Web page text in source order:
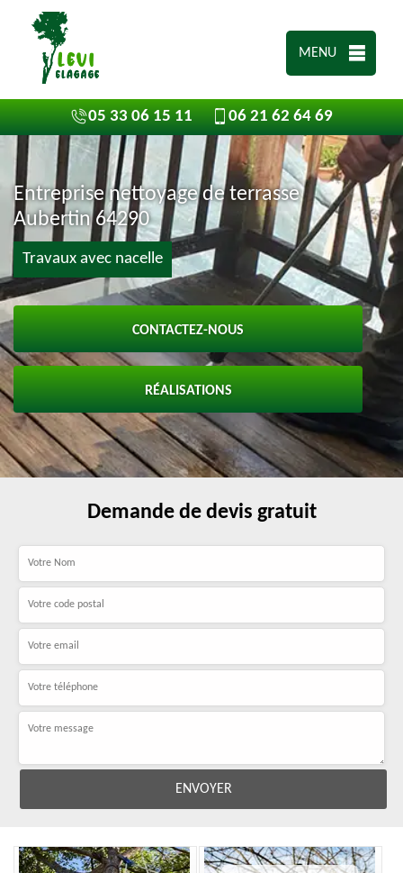
MENU
05 33 06 15 11 06 21 62 64 69
Entreprise nettoyage de terrasse
Aubertin 64290
Travaux avec nacelle
CONTACTEZ-NOUS
RÉALISATIONS
Demande de devis gratuit